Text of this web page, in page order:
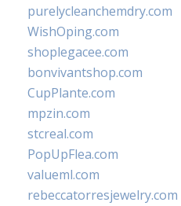
purelycleanchemdry.com
WishOping.com
shoplegacee.com
bonvivantshop.com
CupPlante.com
mpzin.com
stcreal.com
PopUpFlea.com
valueml.com
rebeccatorresjewelry.com